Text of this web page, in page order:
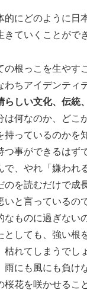
的にどのように日
きていくことがで
の根っこを生やす
わちアイデンティ
らしい文化、伝統
は何なのか、どこ
持っているのかを
つ事ができるはず
で、やれ「嫌われ
のを読むだけで成
いと言っているの
なものに過ぎない
としても、強い根
枯れてしまうでし
雨にも風にも負け
桜花を咲かせるこ